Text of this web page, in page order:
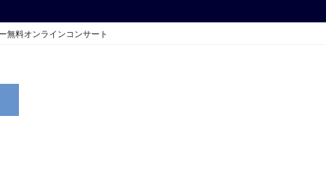
無料オンラインコンサート